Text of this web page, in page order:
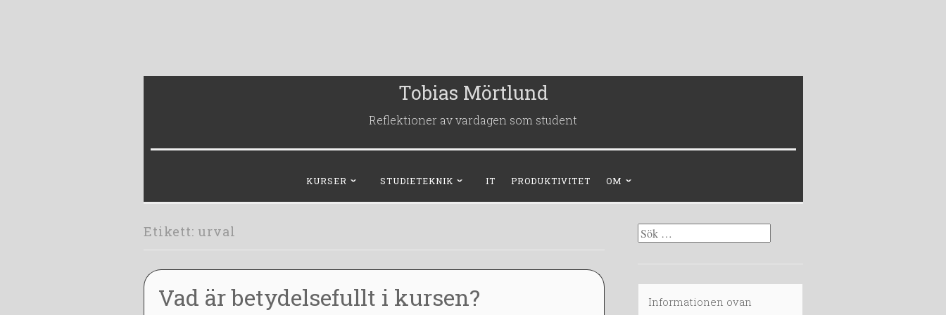
Tobias Mörtlund
Reflektioner av vardagen som student
KURSER STUDIETEKNIK IT PRODUKTIVITET OM
Etikett: urval
Vad är betydelsefullt i kursen?
Sök
Informationen ovan